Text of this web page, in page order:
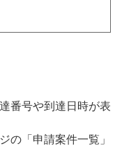
番号や到達日時が表
の「申請案件一覧」